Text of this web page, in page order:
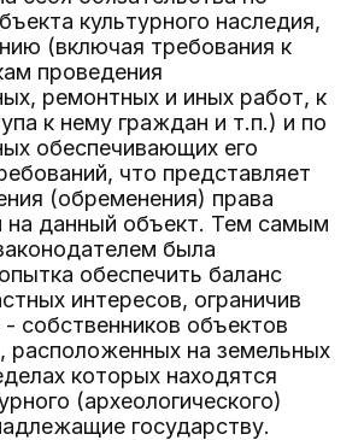
культурного наследия,
(включая требования к
проведения
ремонтных и иных работ, к
к нему граждан и т.п.) и по
обеспечивающих его
что представляет
(обременения) права
на данный объект. Тем самым
была
обеспечить баланс
интересов, ограничив
собственников объектов
расположенных на земельных
которых находятся
(археологического)
государству.